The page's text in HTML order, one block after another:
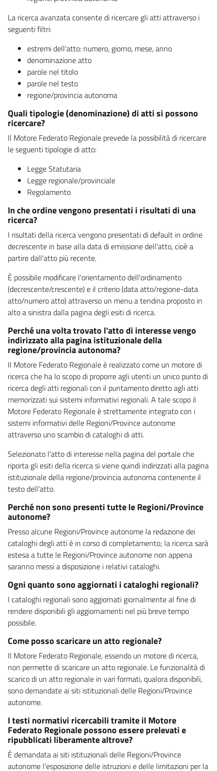
La ricerca avanzata consente di ricercare gli atti attraverso i
seguenti filtri:
estremi dell'atto: numero, giorno, mese, anno
denominazione atto
parole nel titolo
parole nel testo
regione/provincia autonoma
Quali tipologie (denominazione) di atti si possono
ricercare?
Il Motore Federato Regionale prevede la possibilità di ricercare
le seguenti tipologie di atto:
Legge Statutaria
Legge regionale/provinciale
Regolamento
In che ordine vengono presentati i risultati di una
ricerca?
I risultati della ricerca vengono presentati di default in ordine
decrescente in base alla data di emissione dell'atto, cioè a
partire dall'atto più recente.
È possibile modificare l'orientamento dell'ordinamento
(decrescente/crescente) e il criterio (data atto/regione-data
atto/numero atto) attraverso un menu a tendina proposto in
alto a sinistra dalla pagina degli esiti di ricerca.
Perché una volta trovato l'atto di interesse vengo
indirizzato alla pagina istituzionale della
regione/provincia autonoma?
Il Motore Federato Regionale è realizzato come un motore di
ricerca che ha lo scopo di proporre agli utenti un unico punto di
ricerca degli atti regionali con il puntamento diretto agli atti
memorizzati sui sistemi informativi regionali. A tale scopo il
Motore Federato Regionale è strettamente integrato con i
sistemi informativi delle Regioni/Province autonome
attraverso uno scambio di cataloghi di atti.
Selezionato l'atto di interesse nella pagina del portale che
riporta gli esiti della ricerca si viene quindi indirizzati alla pagina
istituzionale della regione/provincia autonoma contenente il
testo dell'atto.
Perché non sono presenti tutte le Regioni/Province
autonome?
Presso alcune Regioni/Province autonome la redazione dei
cataloghi degli atti è in corso di completamento; la ricerca sarà
estesa a tutte le Regioni/Province autonome non appena
saranno messi a disposizione i relativi cataloghi.
Ogni quanto sono aggiornati i cataloghi regionali?
I cataloghi regionali sono aggiornati giornalmente al fine di
rendere disponibili gli aggiornamenti nel più breve tempo
possibile.
Come posso scaricare un atto regionale?
Il Motore Federato Regionale, essendo un motore di ricerca,
non permette di scaricare un atto regionale. Le funzionalità di
scarico di un atto regionale in vari formati, qualora disponibili,
sono demandate ai siti istituzionali delle Regioni/Province
autonome.
I testi normativi ricercabili tramite il Motore
Federato Regionale possono essere prelevati e
ripubblicati liberamente altrove?
È demandata ai siti istituzionali delle Regioni/Province
autonome l'esposizione delle istruzioni e delle limitazioni per la